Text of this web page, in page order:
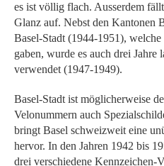
es ist völlig flach. Ausserdem
Glanz auf. Nebst den Kantonen
Basel-Stadt (1944-1951),
gaben, wurde es auch drei Jahre
verwendet (1947-1949).
Basel-Stadt ist möglicherweise
Velonummern auch
bringt Basel schweizweit eine
hervor. In den Jahren 1942 bis
drei verschiedene Kennzeichen-